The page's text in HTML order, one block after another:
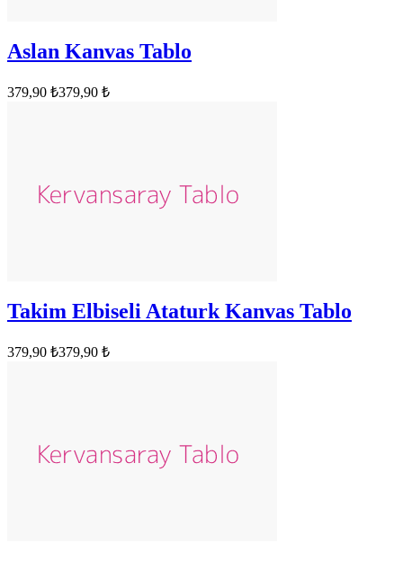
Aslan Kanvas Tablo
379,90 ₺379,90 ₺
Takim Elbiseli Ataturk Kanvas Tablo
379,90 ₺379,90 ₺